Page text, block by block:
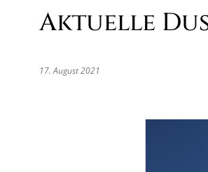
Aktuelle
17. August 2021